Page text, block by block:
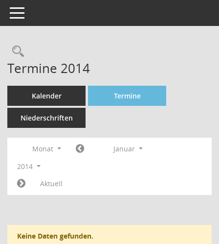
Toggle navigation
Rechercheauswahl
Termine 2014
Kalender Termine
Niederschriften
Monat
Januar
2014
Aktuell
Keine Daten gefunden.